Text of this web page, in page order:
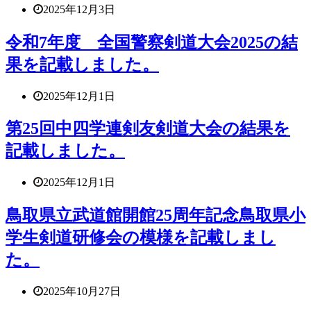
2025年12月3日
令和7年度 全国警察剣道大会2025の結
果を記載しました。
2025年12月1日
第25回中四学連剣友剣道大会の結果を
記載しました。
2025年12月1日
鳥取県立武道館開館25周年記念鳥取県小
学生剣道研修会の模様を記載しまし
た。
2025年10月27日